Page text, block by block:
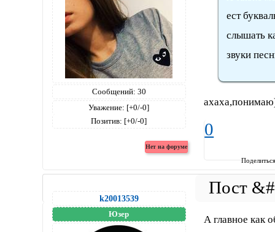
Сообщений: 30
Уважение: [+0/-0]
Позитив: [+0/-0]
ест
слышать
звуки
0
k20013539
Юзер
А главное как